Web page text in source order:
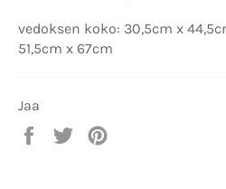
vedoksen koko: 30,5cm x
51,5cm x 67cm
Jaa
Jaa
Twiittaa